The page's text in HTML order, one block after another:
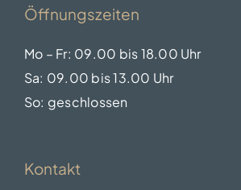
Öffnungszeiten
Mo – Fr: 09.00 bis 18.00 Uhr
Sa: 09.00 bis 13.00 Uhr
So: geschlossen
Kontakt